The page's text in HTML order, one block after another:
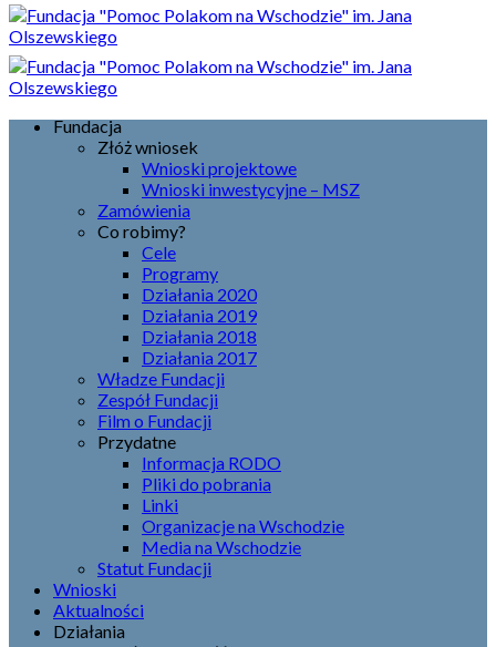
Fundacja
Złóż wniosek
Wnioski projektowe
Wnioski inwestycyjne – MSZ
Zamówienia
Co robimy?
Cele
Programy
Działania 2020
Działania 2019
Działania 2018
Działania 2017
Władze Fundacji
Zespół Fundacji
Film o Fundacji
Przydatne
Informacja RODO
Pliki do pobrania
Linki
Organizacje na Wschodzie
Media na Wschodzie
Statut Fundacji
Wnioski
Aktualności
Działania